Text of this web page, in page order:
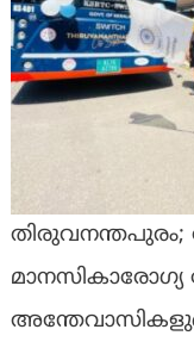
തിരുവനന്തപുരം;
മാനസികാരോഗ്യ